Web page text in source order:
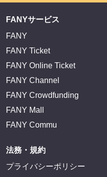
FANYサービス
FANY
FANY Ticket
FANY Online Ticket
FANY Channel
FANY Crowdfunding
FANY Mall
FANY Commu
法務・規約
プライバシーポリシー